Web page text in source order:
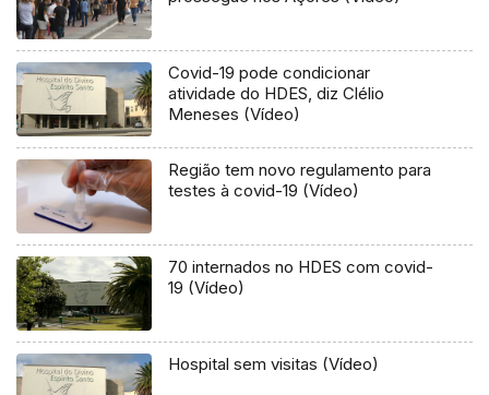
Covid-19 pode condicionar
atividade do HDES, diz Clélio
Meneses (Vídeo)
Região tem novo regulamento para
testes à covid-19 (Vídeo)
70 internados no HDES com covid-
19 (Vídeo)
Hospital sem visitas (Vídeo)